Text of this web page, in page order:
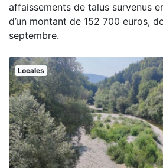
affaissements de talus survenus
d’un montant de 152 700 euros,
septembre.
Locales